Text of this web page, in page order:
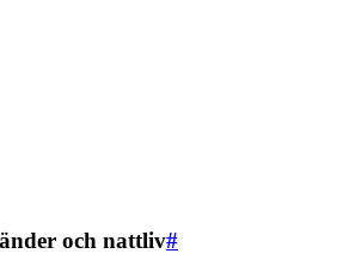
och nattliv#